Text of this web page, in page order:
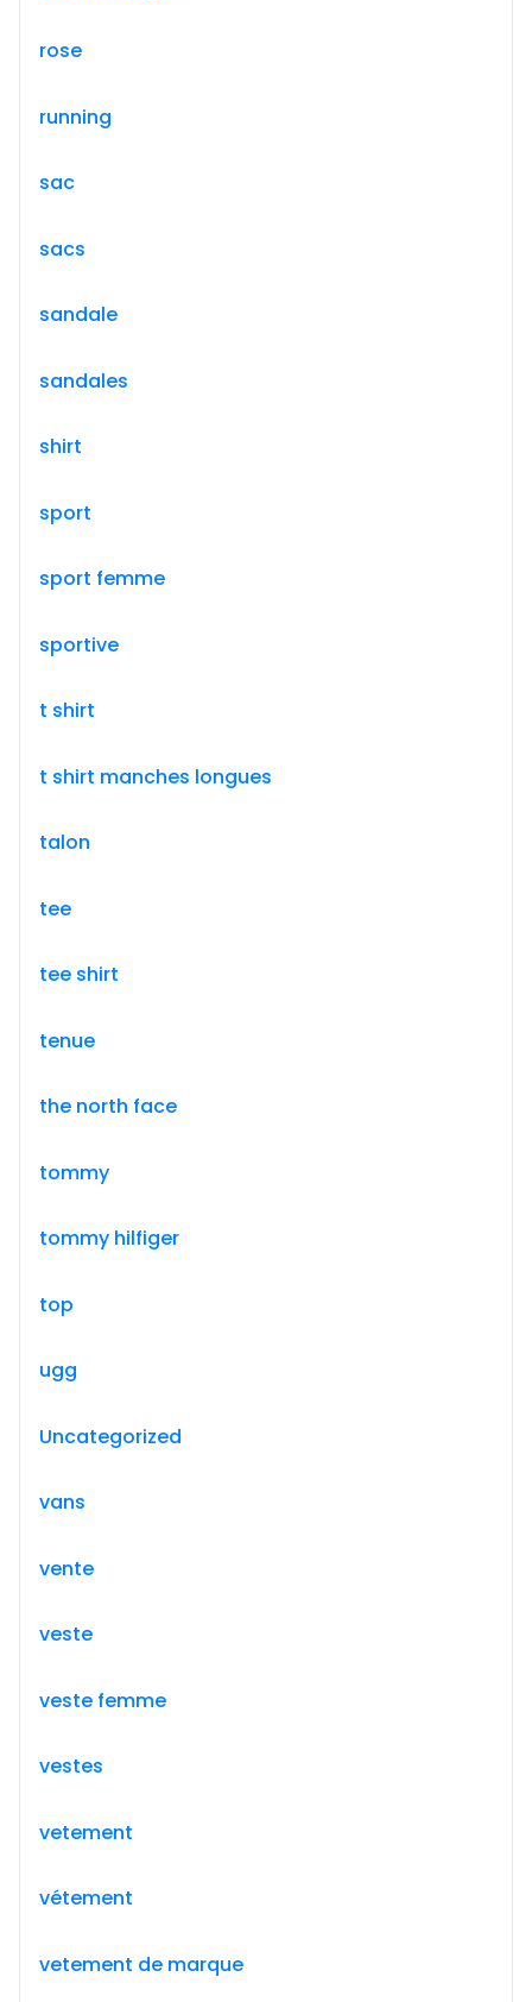
rose
running
sac
sacs
sandale
sandales
shirt
sport
sport femme
sportive
t shirt
t shirt manches longues
talon
tee
tee shirt
tenue
the north face
tommy
tommy hilfiger
top
ugg
Uncategorized
vans
vente
veste
veste femme
vestes
vetement
vétement
vetement de marque